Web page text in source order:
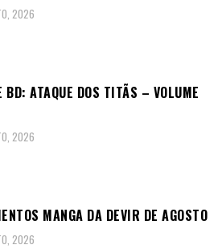
2026
BD: ATAQUE DOS TITÃS – VOLUME
2026
MANGA DA DEVIR DE AGOSTO
2026